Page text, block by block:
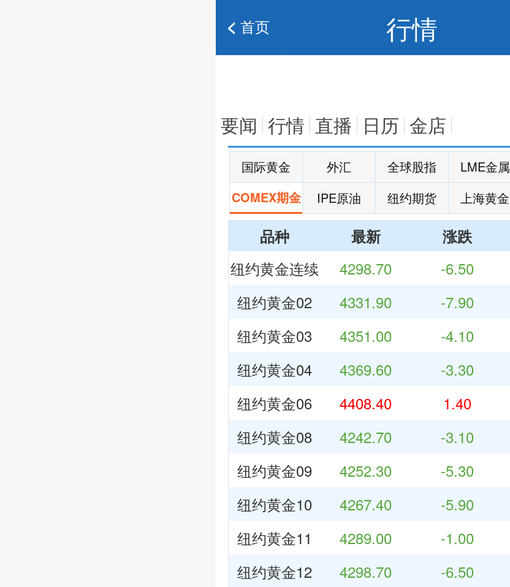
首页 行情
要闻 行情 直播 日历 金店
国际黄金 外汇 全球股指 LME金属
COMEX期金
IPE原油 纽约期货 上海黄金
品种 最新 涨跌
纽约黄金连续 4298.70 -6.50
纽约黄金02
4331.90 -7.90
纽约黄金03
4351.00 -4.10
纽约黄金04
4369.60 -3.30
纽约黄金06
4408.40 1.40
纽约黄金08
4242.70 -3.10
纽约黄金09
4252.30 -5.30
纽约黄金10
4267.40 -5.90
纽约黄金11
4289.00 -1.00
纽约黄金12
4298.70 -6.50